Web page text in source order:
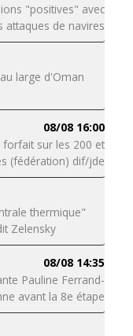
"positives" avec
attaques de navires
large d'Oman
08/08 16:00
forfait sur les 200 et
(fédération) dif/jde
thermique"
Zelensky
08/08 14:35
Pauline Ferrand-
avant la 8e étape